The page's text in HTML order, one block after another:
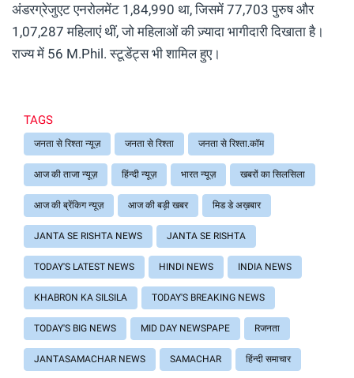
अंडरग्रेजुएट एनरोलमेंट 1,84,990 था, जिसमें 77,703 पुरुष और
1,07,287 महिलाएं थीं, जो महिलाओं की ज़्यादा भागीदारी दिखाता है।
राज्य में 56 M.Phil. स्टूडेंट्स भी शामिल हुए।
TAGS
जनता से रिश्ता न्यूज़ जनता से रिश्ता जनता से रिश्ता.कॉम
आज की ताजा न्यूज़ हिंन्दी न्यूज़ भारत न्यूज़ खबरों का सिलसिला
आज की ब्रेंकिग न्यूज़ आज की बड़ी खबर मिड डे अख़बार
JANTA SE RISHTA NEWS JANTA SE RISHTA
TODAY'S LATEST NEWS HINDI NEWS INDIA NEWS
KHABRON KA SILSILA TODAY'S BREAKING NEWS
TODAY'S BIG NEWS MID DAY NEWSPAPE Rजनता
JANTASAMACHAR NEWS SAMACHAR हिंन्दी समाचार